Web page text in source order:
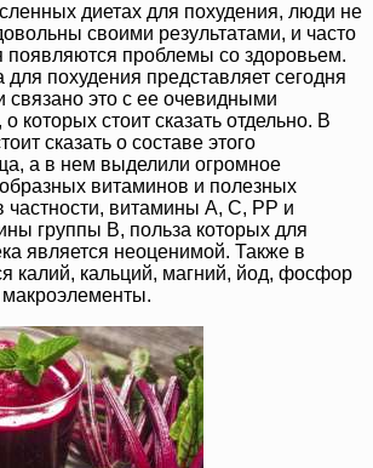
диетах для похудения, люди не
своими результатами, и часто
появляются проблемы со здоровьем.
похудения представляет сегодня
связано это с ее очевидными
которых стоит сказать отдельно. В
сказать о составе этого
а в нем выделили огромное
витаминов и полезных
частности, витамины A, С, PP и
группы B, польза которых для
является неоценимой. Также в
калий, кальций, магний, йод, фосфор
макроэлементы.